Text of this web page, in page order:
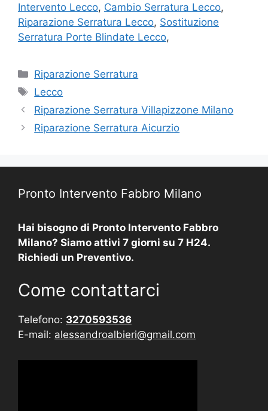
Intervento Lecco, Cambio Serratura Lecco,
Riparazione Serratura Lecco, Sostituzione
Serratura Porte Blindate Lecco,
Categorie
Riparazione Serratura
Tag
Lecco
Riparazione Serratura Villapizzone Milano
Riparazione Serratura Aicurzio
Pronto Intervento Fabbro Milano
Hai bisogno di Pronto Intervento Fabbro
Milano? Siamo attivi 7 giorni su 7 H24.
Richiedi un Preventivo.
Come contattarci
Telefono: 3270593536
E-mail: alessandroalbieri@gmail.com